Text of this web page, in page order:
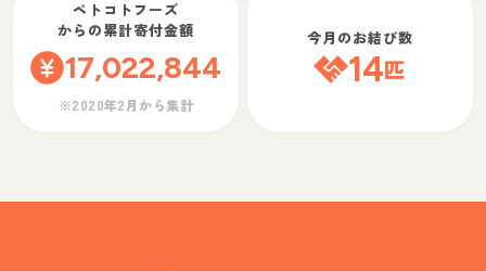
ペトコトフーズ
からの累計寄付金額
17,022,844
※2020年2月から集計
今月のお結び数
14匹